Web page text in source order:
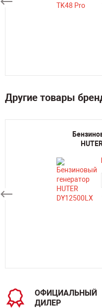
Другие товары
ОФИЦИАЛЬНЫЙ
ДИЛЕР